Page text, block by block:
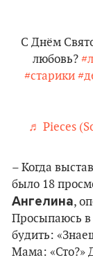
С Днём
любовь?
#старики
♬ Pieces
– Когда
было 18
Ангелина,
Просыпаюсь в
будить:
Мама: «Сто?»